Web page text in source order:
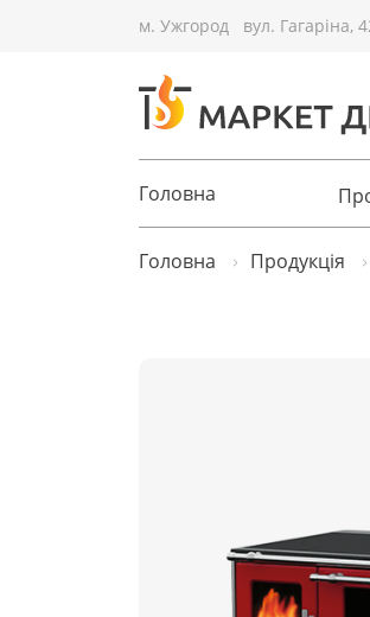
м. Ужгород вул. Гагаріна,
Головна
Головна Продукція